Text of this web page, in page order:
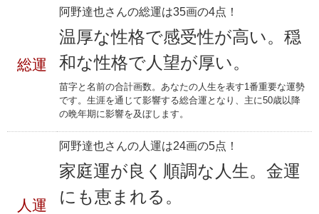
総運
阿野達也さんの総運は35画の4点！
温厚な性格で感受性が高い。穏
和な性格で人望が厚い。
苗字と名前の合計画数。あなたの人生を表す1番重要な運勢
です。生涯を通じて影響する総合運となり、主に50歳以降
の晩年期に影響を及ぼします。
人運
阿野達也さんの人運は24画の5点！
家庭運が良く順調な人生。金運
にも恵まれる。